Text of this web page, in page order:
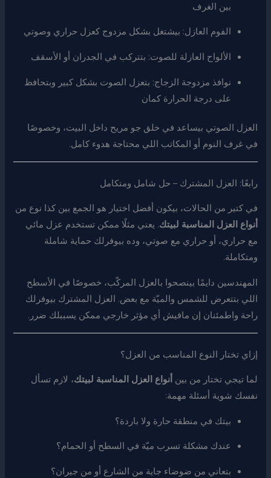
بين الغرف
الفوم العازل: بيشتغل بشكل مزدوج كعزل حراري وصوتي
الألواح العازلة للصوت: بتتركب في الجدران أو الأسقف
نوافذ مزدوجة الزجاج: بتعزل الصوت بشكل كبير وبتحافظ
على درجة الحرارة كمان
العزل الصوتي بيساعد في خلق جو مريح داخل البيت، وخصوصًا
في غرف النوم أو المكاتب اللي محتاجة هدوء كامل.
رابعًا: العزل المشترك – حل شامل ومتكامل
في كتير من الحالات، بيكون أفضل اختيار هو الجمع بين كذا نوع من
أنواع العزل المناسبة لبيتك. يعني مثلًا ممكن تستخدم عزل مائي
مع حراري، أو حراري مع صوتي، وده بيوفرلك حماية شاملة
ومتكاملة.
المهندسين دايمًا بينصحوا بالعزل المركّب، خصوصًا في الأسطح
اللي بتتعرض للشمس والميّة مع بعض. العزل المشترك بيوفرلك
راحة واطمئنان إن مافيش أي مؤثر خارجي ممكن يسببلك ضرر.
إزاي تختار النوع المناسب من العزل؟
لما تيجي تختار من بين أنواع العزل المناسبة لبيتك، لازم تسأل
نفسك شوية أسئلة مهمة:
بيتك في منطقة حارة ولا باردة؟
عندك مشكلة تسرب ميّة في السطح أو الحمام؟
بتعاني من ضوضاء جاية من الشارع أو من جيران؟